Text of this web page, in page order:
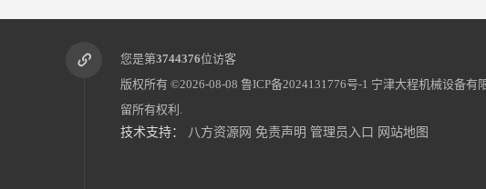
您是第3744376位访客
版权所有 ©2026-08-08 鲁ICP备2024131776号-1 宁津大程机械设备有
留所有权利.
技术支持： 八方资源网 免责声明 管理员入口 网站地图